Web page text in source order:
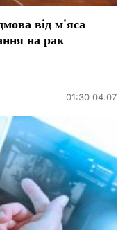
від м'яса
на рак
01:30 04.07